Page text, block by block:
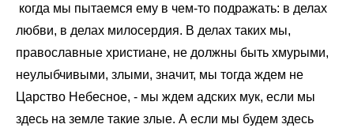
когда мы пытаемся ему в чем-то подражать: в делах
любви, в делах милосердия. В делах таких мы,
православные христиане, не должны быть хмурыми,
неулыбчивыми, злыми, значит, мы тогда ждем не
Царство Небесное, - мы ждем адских мук, если мы
здесь на земле такие злые. А если мы будем здесь